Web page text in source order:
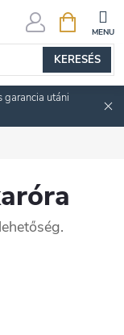
KERESÉS
KOSÁR
garancia utáni